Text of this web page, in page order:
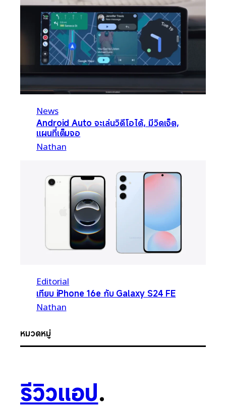
News
Android Auto จะเล่นวิดีโอได้, มีวิดเจ็ต,
แผนที่เต็มจอ
Nathan
Editorial
เทียบ iPhone 16e กับ Galaxy S24 FE
Nathan
หมวดหมู่
รีวิวแอป.